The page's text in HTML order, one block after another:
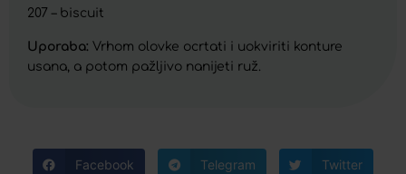
207 – biscuit
Uporaba: Vrhom olovke ocrtati i uokviriti konture
usana, a potom pažljivo nanijeti ruž.
Facebook Telegram Twitter